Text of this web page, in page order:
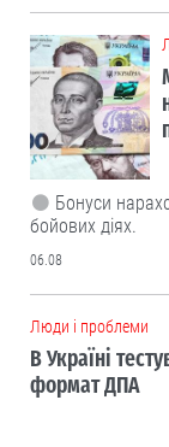
Бонуси
бойових діях.
06.08
Люди і проблеми
В Україні
формат ДПА